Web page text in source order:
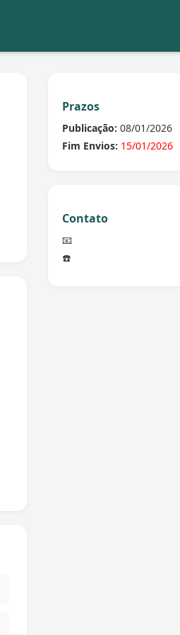
Prazos
Publicação: 08/01/2026
Fim Envios: 15/01/2026
Contato
📧
☎️